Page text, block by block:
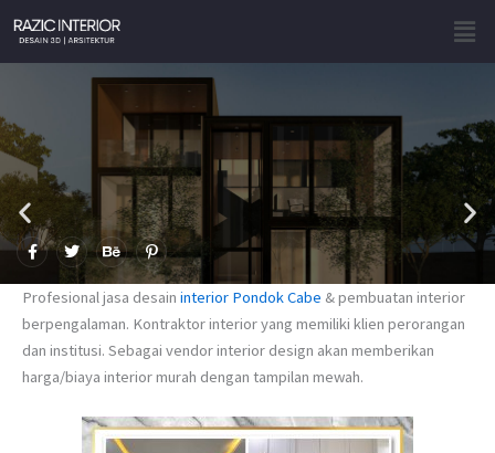
content
F
a
e
b
o
k
f
T
w
t
t
e
r
B
e
h
a
n
c
P
i
n
t
e
r
s
-
Profesional jasa desain interior Pondok Cabe & pembuatan interior
berpengalaman. Kontraktor interior yang memiliki klien perorangan
dan institusi. Sebagai vendor interior design akan memberikan
harga/biaya interior murah dengan tampilan mewah.